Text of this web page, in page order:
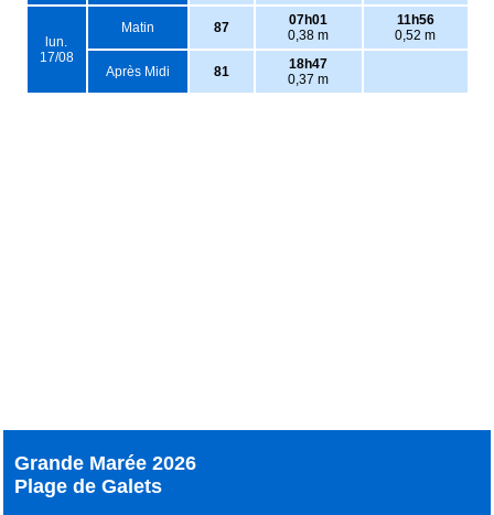
lun.
17/08
Matin 87
07h01
0,38 m
11h56
0,52 m
Après Midi 81
18h47
0,37 m
Grande Marée 2026
Plage de Galets